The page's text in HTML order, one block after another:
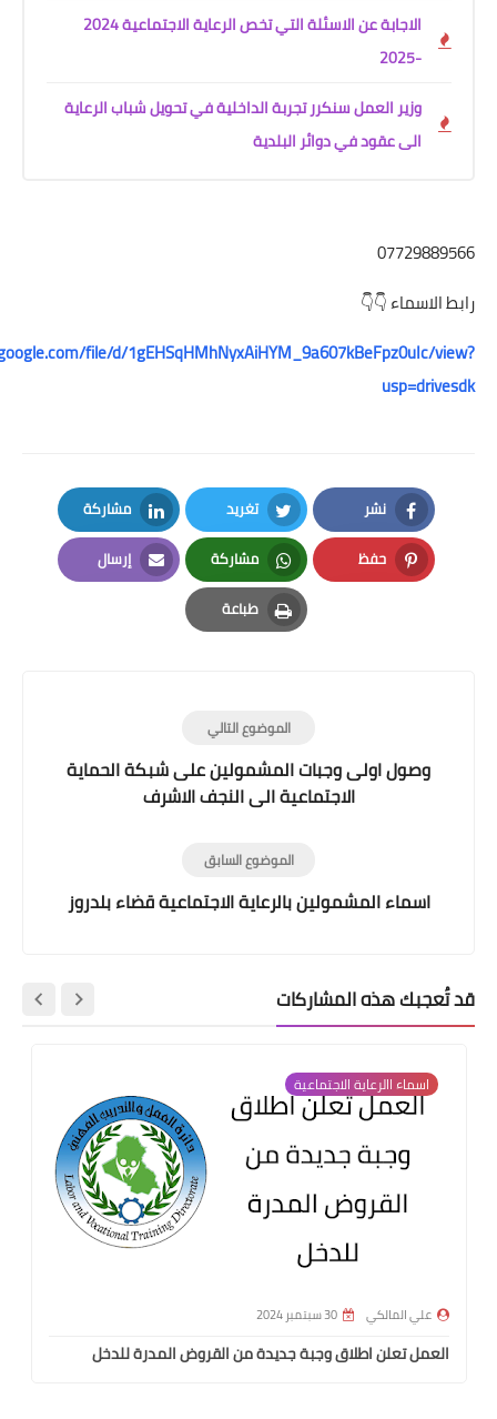
الاجابة عن الاسئلة التي تخص الرعاية الاجتماعية 2024
العمل سنكرر تجربة الداخلية في تحويل شباب الرعاية
عقود في دوائر البلدية
👇👇
https://drive.google.com/file/d/
تغريد
Twitter
مشاركة
LinkedIn
مشاركة
Whatsapp
إرسال
Email
اولى وجبات المشمولين على شبكة الحماية
الاجتماعية الى النجف الاشرف
الموضوع السابق
المشمولين بالرعاية الاجتماعية قضاء بلدروز
هذه المشاركات
االرعاية الاجتماعية
30 سبتمبر 2024
اطلاق وجبة جديدة من القروض المدرة للدخل